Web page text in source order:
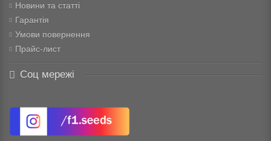
Новини та статті
Гарантія
Умови повернення
Прайс-лист
Соц мережі